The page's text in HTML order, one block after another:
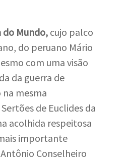
do Mundo,cujo palco
do peruano Mário
com uma visão
da guerra de
na mesma
de Euclides da
acolhida respeitosa
importante
Conselheiro